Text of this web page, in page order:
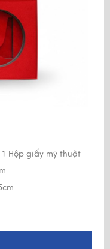
Hộp giấy mỹ thuật